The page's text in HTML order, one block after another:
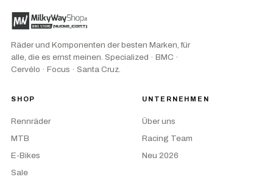
Räder und Komponenten der besten Marken, für
alle, die es ernst meinen. Specialized · BMC ·
Cervélo · Focus · Santa Cruz.
SHOP
Rennräder
MTB
E-Bikes
Sale
UNTERNEHMEN
Über uns
Racing Team
Neu 2026